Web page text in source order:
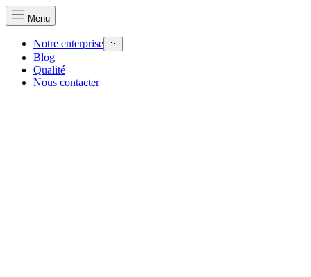
Menu
Notre enterprise
Blog
Qualité
Nous contacter